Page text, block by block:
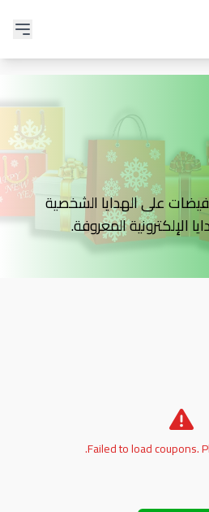
على الهدايا الشخصية
الإلكترونية المعروفة.
Failed to load coupons.